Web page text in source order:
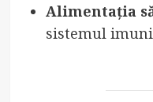
Alimentația
sistemul